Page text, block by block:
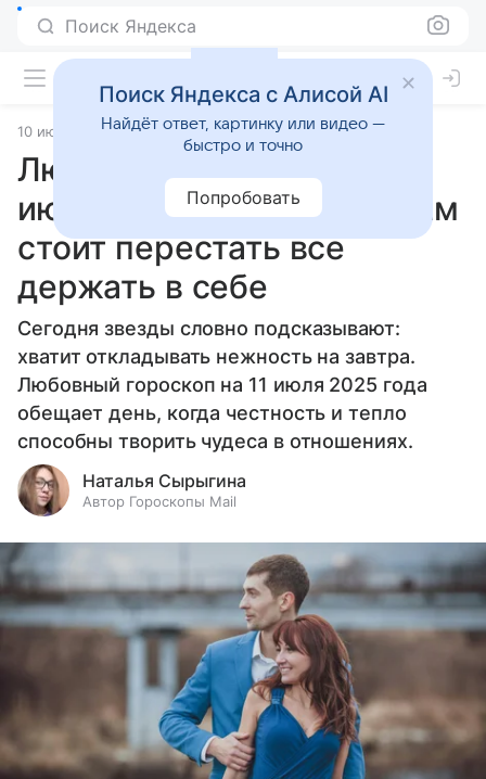
Поиск Яндекса
10 июля 2025 Статьи
Любовный гороскоп на 11
июля 2025 года: Козерогам
стоит перестать все
держать в себе
Сегодня звезды словно подсказывают:
хватит откладывать нежность на завтра.
Любовный гороскоп на 11 июля 2025 года
обещает день, когда честность и тепло
способны творить чудеса в отношениях.
Наталья Сырыгина
Автор Гороскопы Mail
Поиск Яндекса с Алисой AI
Найдёт ответ, картинку или видео —
быстро и точно
Попробовать